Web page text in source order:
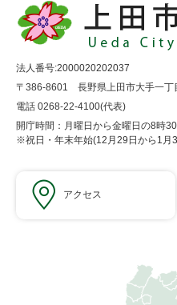
法人番号:2000020202037
〒386-8601 長野県上田市大手一丁
電話 0268-22-4100(代表)
開庁時間：月曜日から金曜日の8時
※祝日・年末年始(12月29日から1月3
アクセス